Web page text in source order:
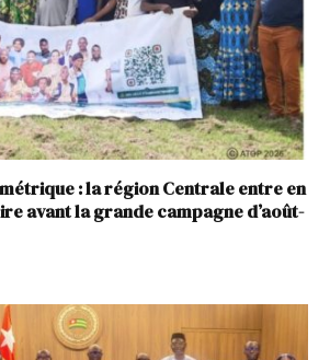
: la région Centrale entre en
avant la grande campagne d’août-